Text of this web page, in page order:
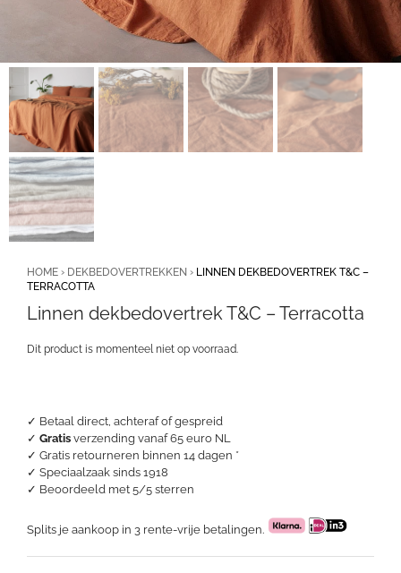
✓ Betaal direct, achteraf of gespreid
✓ Gratis verzending vanaf 65 euro NL
✓ Gratis retourneren binnen 14 dagen *
✓ Speciaalzaak sinds 1918
✓ Beoordeeld met 5/5 sterren
Splits je aankoop in 3 rente-vrije betalingen.
HOME › DEKBEDOVERTREKKEN › LINNEN DEKBEDOVERTREK T&C –
TERRACOTTA
Linnen dekbedovertrek T&C – Terracotta
Dit product is momenteel niet op voorraad.